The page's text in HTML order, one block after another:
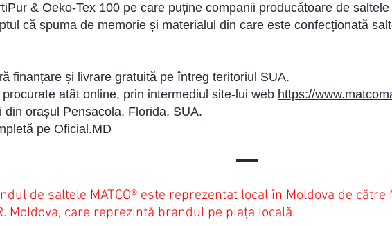
& Oeko-Tex 100 pe care puține companii producătoare de
că spuma de memorie și materialul din care este confecționată
finanțare și livrare gratuită pe întreg teritoriul SUA.
atât online, prin intermediul site-lui web https://
din orașul Pensacola, Florida, SUA.
pe Oficial.MD
de saltele MATCO® este reprezentat local în Moldova de către
Moldova, care reprezintă brandul pe piața locală.